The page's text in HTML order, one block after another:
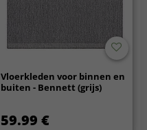
Vloerkleden voor binnen en
buiten - Bennett (grijs)
59.99 €